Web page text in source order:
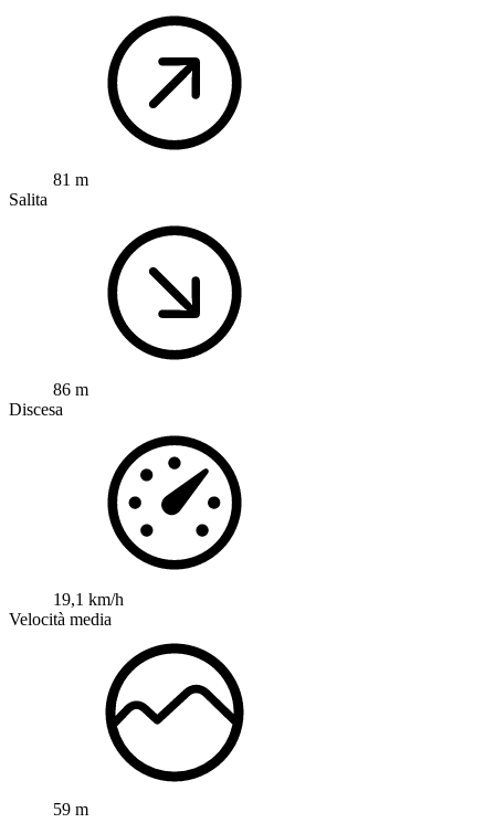
81 m
Salita
86 m
Discesa
19,1 km/h
Velocità media
59 m